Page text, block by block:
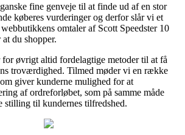
fine genveje til at finde ud af en stor
køberes vurderinger og derfor slår vi et
omtaler af Scott Speedster 10
du shopper.
øvrigt altid fordelagtige metoder til at få
troværdighed. Tilmed møder vi en række
giver kunderne mulighed for at
af ordreforløbet, som på samme måde
stilling til kundernes tilfredshed.